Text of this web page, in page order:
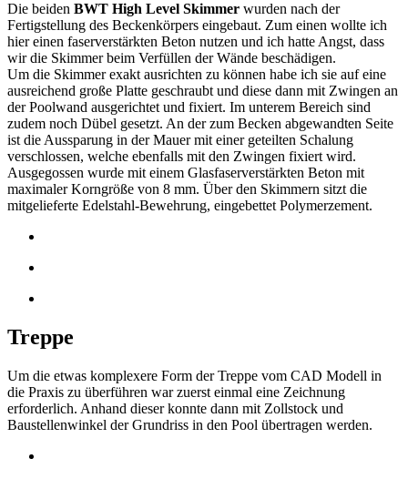
Die beiden BWT High Level Skimmer wurden nach der
Fertigstellung des Beckenkörpers eingebaut. Zum einen wollte ich
hier einen faserverstärkten Beton nutzen und ich hatte Angst, dass
wir die Skimmer beim Verfüllen der Wände beschädigen.
Um die Skimmer exakt ausrichten zu können habe ich sie auf eine
ausreichend große Platte geschraubt und diese dann mit Zwingen an
der Poolwand ausgerichtet und fixiert. Im unterem Bereich sind
zudem noch Dübel gesetzt. An der zum Becken abgewandten Seite
ist die Aussparung in der Mauer mit einer geteilten Schalung
verschlossen, welche ebenfalls mit den Zwingen fixiert wird.
Ausgegossen wurde mit einem Glasfaserverstärkten Beton mit
maximaler Korngröße von 8 mm. Über den Skimmern sitzt die
mitgelieferte Edelstahl-Bewehrung, eingebettet Polymerzement.
Treppe
Um die etwas komplexere Form der Treppe vom CAD Modell in
die Praxis zu überführen war zuerst einmal eine Zeichnung
erforderlich. Anhand dieser konnte dann mit Zollstock und
Baustellenwinkel der Grundriss in den Pool übertragen werden.